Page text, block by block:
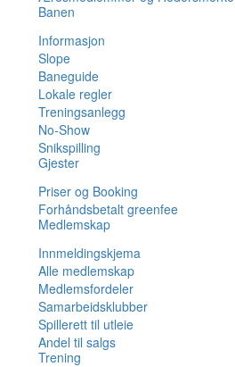
Banen
Informasjon
Slope
Baneguide
Lokale regler
Treningsanlegg
No-Show
Snikspilling
Gjester
Priser og Booking
Forhåndsbetalt greenfee
Medlemskap
Innmeldingskjema
Alle medlemskap
Medlemsfordeler
Samarbeidsklubber
Spillerett til utleie
Andel til salgs
Trening